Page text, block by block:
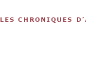
LES CHRONIQUES